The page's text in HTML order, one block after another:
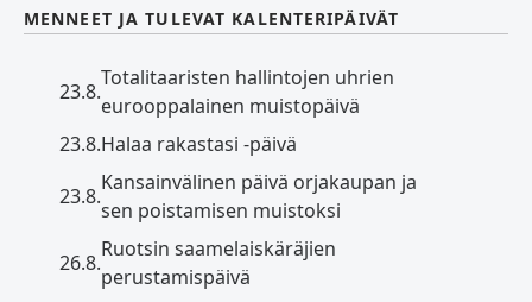
MENNEET JA TULEVAT KALENTERIPÄIVÄT
23.8.
Totalitaaristen hallintojen uhrien
eurooppalainen muistopäivä
23.8.Halaa rakastasi -päivä
23.8.
Kansainvälinen päivä orjakaupan ja
sen poistamisen muistoksi
26.8.
Ruotsin saamelaiskäräjien
perustamispäivä